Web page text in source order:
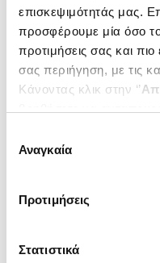
επισκεψιμότητάς μας.
προσφέρουμε μία όσο το
προτιμήσεις σας και
σας περιήγηση, με τις
Κάνοντας κλικ στην ‘’
ενδιαφέρουν και να
συγκατάθεσης
Αναγκαία
Προτιμήσεις
Στατιστικά